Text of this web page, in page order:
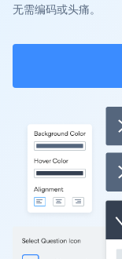
无需编码或头痛。